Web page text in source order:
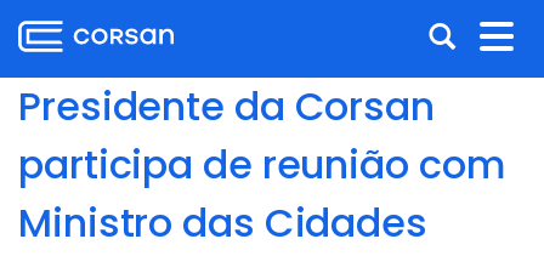
para
o
conteúdo
para
menu
para
o
conteúdo
Abrir
a
busca
Presidente da Corsan
participa de reunião com
Ministro das Cidades